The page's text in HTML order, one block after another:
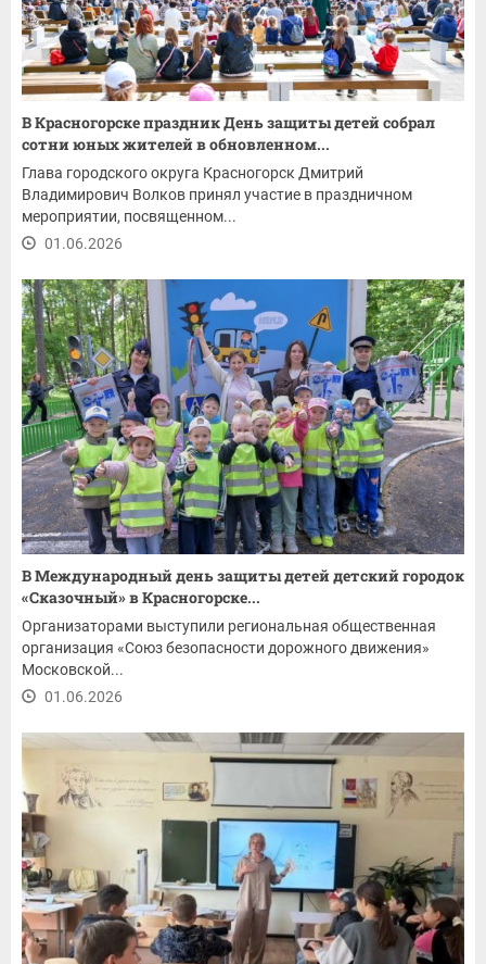
В Красногорске праздник День защиты детей собрал
сотни юных жителей в обновленном...
Глава городского округа Красногорск Дмитрий
Владимирович Волков принял участие в праздничном
мероприятии, посвященном...
01.06.2026
В Международный день защиты детей детский городок
«Сказочный» в Красногорске...
Организаторами выступили региональная общественная
организация «Союз безопасности дорожного движения»
Московской...
01.06.2026